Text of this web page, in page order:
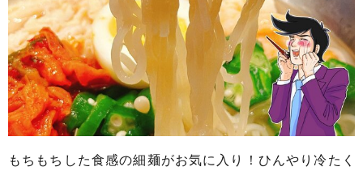
もちもちした食感の細麺がお気に入り！ひんやり冷たく